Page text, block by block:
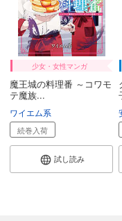
少女・女性マンガ
魔王城の料理番 ～コワモ
テ魔族...
ワイエム系
続巻入荷
試し読み